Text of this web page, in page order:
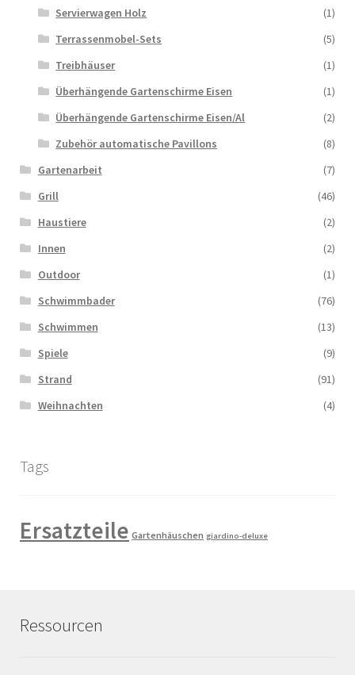
Servierwagen Holz
(1)
Terrassenmobel-Sets
(5)
Treibhäuser
(1)
Überhängende Gartenschirme Eisen
(1)
Überhängende Gartenschirme Eisen/Al
(2)
Zubehör automatische Pavillons
(8)
Gartenarbeit
(7)
Grill
(46)
Haustiere
(2)
Innen
(2)
Outdoor
(1)
Schwimmbader
(76)
Schwimmen
(13)
Spiele
(9)
Strand
(91)
Weihnachten
(4)
Tags
Ersatzteile Gartenhäuschen giardino-deluxe
Ressourcen